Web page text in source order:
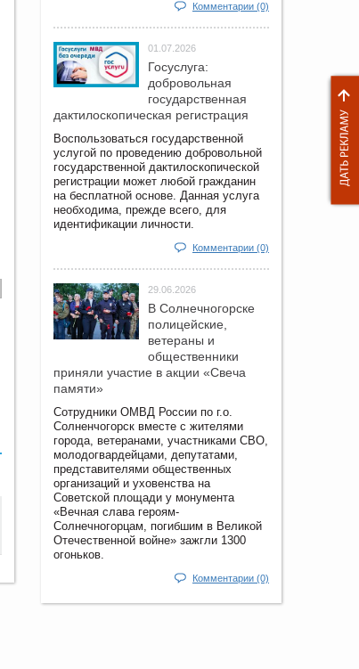
Комментарии (0)
01.07.2026
Госуслуга:
добровольная
государственная
дактилоскопическая регистрация
Воспользоваться государственной
услугой по проведению добровольной
государственной дактилоскопической
регистрации может любой гражданин
на бесплатной основе. Данная услуга
необходима, прежде всего, для
идентификации личности.
Комментарии (0)
29.06.2026
В Солнечногорске
полицейские,
ветераны и
общественники
приняли участие в акции «Свеча
памяти»
Сотрудники ОМВД России по г.о.
Солненчогорск вместе с жителями
города, ветеранами, участниками СВО,
молодогвардейцами, депутатами,
представителями общественных
организаций и уховенства на
Советской площади у монумента
«Вечная слава героям-
Солнечногорцам, погибшим в Великой
Отечественной войне» зажгли 1300
огоньков.
Комментарии (0)